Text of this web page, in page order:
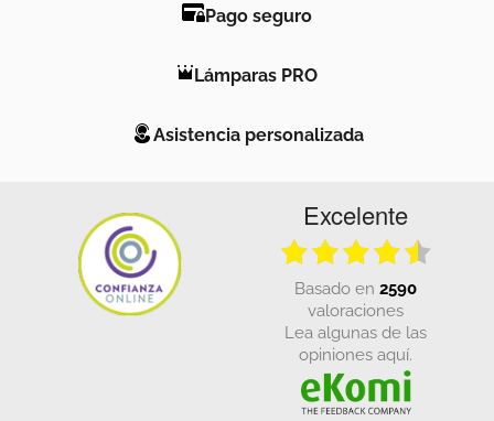
Pago seguro
Lámparas PRO
Asistencia personalizada
Excelente
basado en 2590
valoraciones
Lea algunas de las
opiniones aquí.